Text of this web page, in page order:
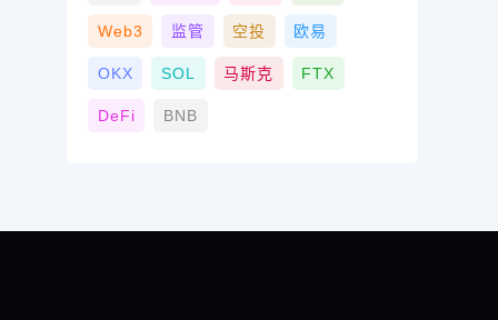
Web3 监管 空投 欧易
OKX SOL 马斯克 FTX
DeFi BNB